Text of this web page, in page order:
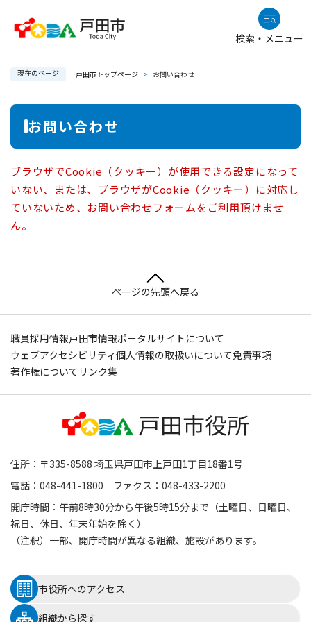
検索・メニュー
現在のページ 戸田市トップページ > お問い合わせ
本
お問い合わせ
ブラウザでCookie（クッキー）が使用できる設定になって
いない、または、ブラウザがCookie（クッキー）に対応し
ていないため、お問い合わせフォームをご利用頂けませ
ん。
ページの先頭へ戻る
職員採用情報戸田市情報ポータルサイトについて
ウェブアクセシビリティ個人情報の取扱いについて免責事項
著作権について リンク集
住所：〒335-8588 埼玉県戸田市上戸田1丁目18番1号
電話：048-441-1800 ファクス：048-433-2200
開庁時間：午前8時30分から午後5時15分まで（土曜日、日曜日、
祝日、休日、年末年始を除く）
（注釈）一部、開庁時間が異なる組織、施設があります。
市役所へのアクセス
組織から探す